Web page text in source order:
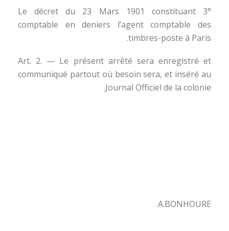
3° Le décret du 23 Mars 1901 constituant
comptable en deniers l’agent comptable des
timbres-poste à Paris.
Art. 2. — Le présent arrêté sera enregistré et
communiqué partout où besoin sera, et inséré au
Journal Officiel de la colonie.
A.BONHOURE.